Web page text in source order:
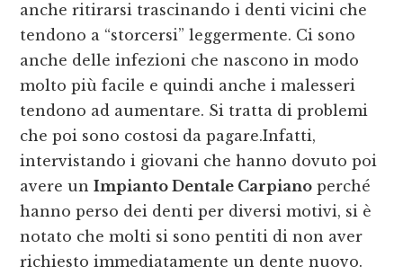
anche ritirarsi trascinando i denti vicini che
tendono a “storcersi” leggermente. Ci sono
anche delle infezioni che nascono in modo
molto più facile e quindi anche i malesseri
tendono ad aumentare. Si tratta di problemi
che poi sono costosi da pagare.Infatti,
intervistando i giovani che hanno dovuto poi
avere unImpianto Dentale Carpiano perché
hanno perso dei denti per diversi motivi, si è
notato che molti si sono pentiti di non aver
richiesto immediatamente un dente nuovo.